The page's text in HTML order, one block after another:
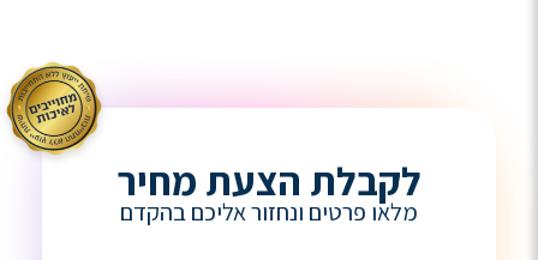
לקבלת הצעת מחיר
מלאו פרטים ונחזור אליכם בהקדם